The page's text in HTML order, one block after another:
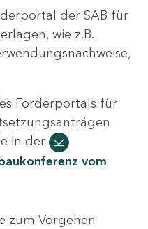
der SAB für
wie z.B.
Förderportals für
in der
vom
zum Vorgehen